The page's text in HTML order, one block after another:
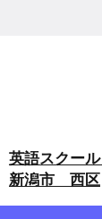
英語スクー
新潟市 西区